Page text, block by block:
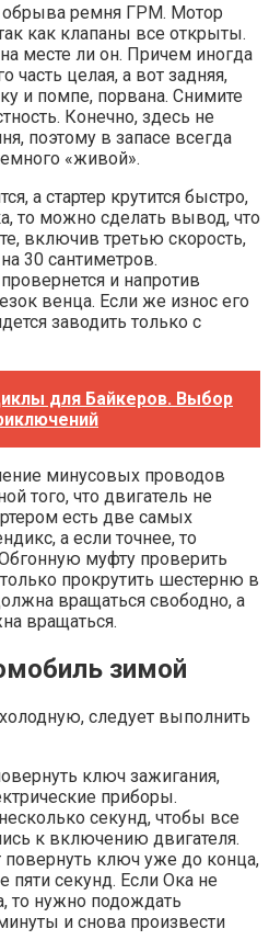
обрыва ремня ГРМ. Мотор
как клапаны все открыты.
месте ли он. Причем иногда
часть целая, а вот задняя,
и помпе, порвана. Снимите
Конечно, здесь не
поэтому в запасе всегда
«живой».
а стартер крутится быстро,
то можно сделать вывод, что
включив третью скорость,
30 сантиметров.
и напротив
венца. Если же износ его
заводить только с
для Байкеров. Выбор
минусовых проводов
того, что двигатель не
есть две самых
а если точнее, то
муфту проверить
прокрутить шестерню в
вращаться свободно, а
вращаться.
зимой
следует выполнить
ключ зажигания,
приборы.
секунд, чтобы все
к включению двигателя.
повернуть ключ уже до конца,
пяти секунд. Если Ока не
то нужно подождать
и снова произвести